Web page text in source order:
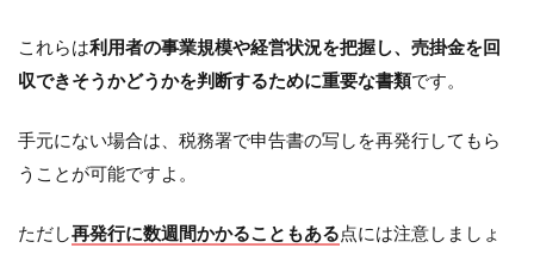
これらは利用者の事業規模や経営状況を把握し、売掛金を回
収できそうかどうかを判断するために重要な書類です。
手元にない場合は、税務署で申告書の写しを再発行してもら
うことが可能ですよ。
ただし再発行に数週間かかることもある点には注意しましょ